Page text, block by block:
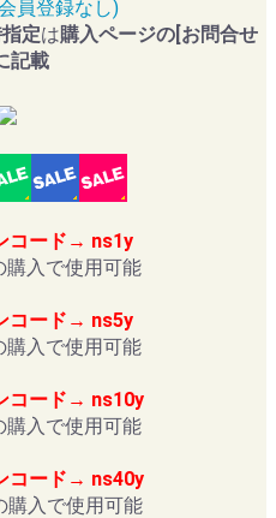
員登録なし)
定は購入ページの[お問合せ
記載
コード→ ns1y
購入で使用可能
コード→ ns5y
購入で使用可能
コード→ ns10y
購入で使用可能
コード→ ns40y
購入で使用可能